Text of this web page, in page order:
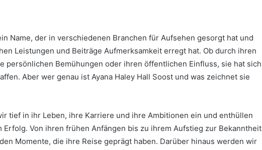
Name, der in verschiedenen Branchen für Aufsehen gesorgt hat und
Leistungen und Beiträge Aufmerksamkeit erregt hat. Ob durch ihren
persönlichen Bemühungen oder ihren öffentlichen Einfluss, sie hat sich
Aber wer genau ist Ayana Haley Hall Soost und was zeichnet sie
tief in ihr Leben, ihre Karriere und ihre Ambitionen ein und enthüllen
Von ihren frühen Anfängen bis zu ihrem Aufstieg zur Bekanntheit
Momente, die ihre Reise geprägt haben. Darüber hinaus werden wir